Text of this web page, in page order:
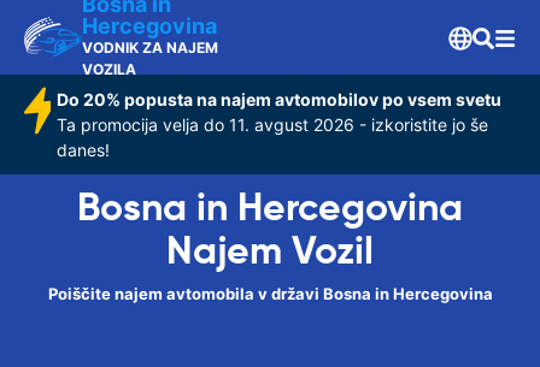
Hercegovina
VODNIK ZA NAJEM
VOZILA
Do 20% popusta na najem avtomobilov po vsem svetu
Ta promocija velja do 11. avgust 2026 - izkoristite jo še
danes!
Bosna in Hercegovina
Najem Vozil
Poiščite najem avtomobila v državi Bosna in Hercegovina